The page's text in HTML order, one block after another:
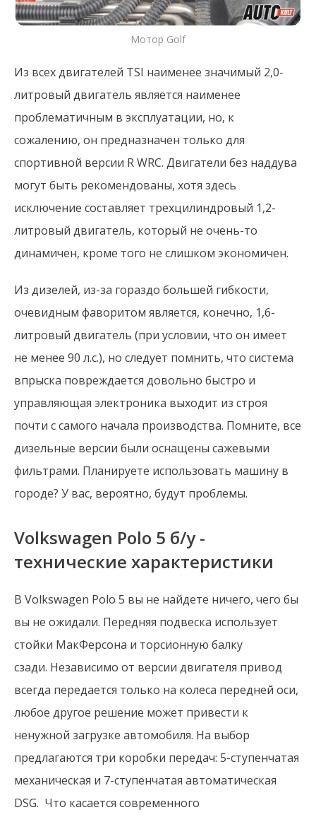
Мотор Golf
Из всех двигателей TSI наименее значимый 2,0-
литровый двигатель является наименее
проблематичным в эксплуатации, но, к
сожалению, он предназначен только для
спортивной версии R WRC. Двигатели без наддува
могут быть рекомендованы, хотя здесь
исключение составляет трехцилиндровый 1,2-
литровый двигатель, который не очень-то
динамичен, кроме того не слишком экономичен.
Из дизелей, из-за гораздо большей гибкости,
очевидным фаворитом является, конечно, 1,6-
литровый двигатель (при условии, что он имеет
не менее 90 л.с.), но следует помнить, что система
впрыска повреждается довольно быстро и
управляющая электроника выходит из строя
почти с самого начала производства. Помните, все
дизельные версии были оснащены сажевыми
фильтрами. Планируете использовать машину в
городе? У вас, вероятно, будут проблемы.
Volkswagen Polo 5 б/у -
технические характеристики
В Volkswagen Polo 5 вы не найдете ничего, чего бы
вы не ожидали. Передняя подвеска использует
стойки МакФерсона и торсионную балку
сзади. Независимо от версии двигателя привод
всегда передается только на колеса передней оси,
любое другое решение может привести к
ненужной загрузке автомобиля. На выбор
предлагаются три коробки передач: 5-ступенчатая
механическая и 7-ступенчатая автоматическая
DSG. Что касается современного